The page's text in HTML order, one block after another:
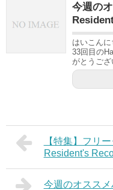
今週の
はいこん
33回目の
がとうござ
【特集】フリ
Resident's
今週のオスス